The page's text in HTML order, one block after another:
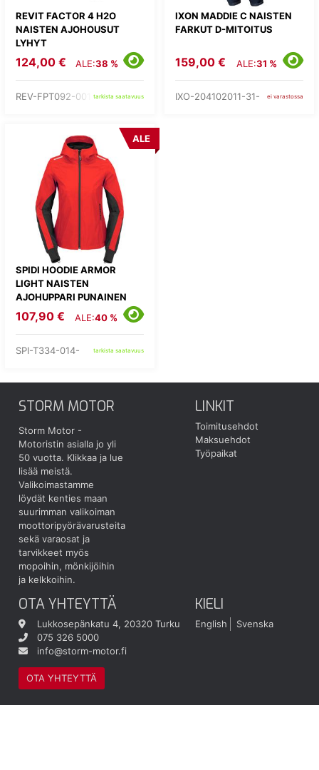
REVIT FACTOR 4 H2O
NAISTEN AJOHOUSUT
LYHYT
124,00 € ALE:38 %
REV-FPT092-0012-tarkista saatavuus
IXON MADDIE C NAISTEN
FARKUT D-MITOITUS
159,00 € ALE:31 %
IXO-204102011-31- ei varastossa
SPIDI HOODIE ARMOR
LIGHT NAISTEN
AJOHUPPARI PUNAINEN
ALE
107,90 € ALE:40 %
SPI-T334-014- tarkista saatavuus
STORM MOTOR
Storm Motor -
Motoristin asialla jo yli
50 vuotta. Klikkaa ja lue
lisää meistä.
Valikoimastamme
löydät kenties maan
suurimman valikoiman
moottoripyörävarusteita
sekä varaosat ja
tarvikkeet myös
mopoihin, mönkijöihin
ja kelkkoihin.
LINKIT
Toimitusehdot
Maksuehdot
Työpaikat
OTA YHTEYTTÄ
Lukkosepänkatu 4, 20320 Turku
075 326 5000
info@storm-motor.fi
OTA YHTEYTTÄ
KIELI
English Svenska